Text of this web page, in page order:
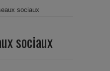
sociaux
sociaux